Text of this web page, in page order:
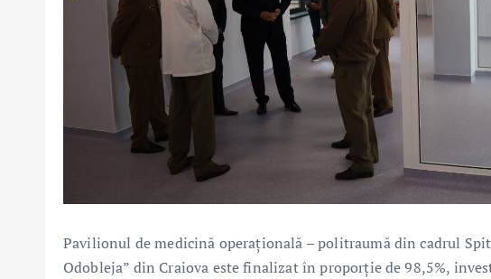
Pavilionul de medicină operațională – politraumă din cadrul
Odobleja” din Craiova este finalizat în proporție de 98,5%,